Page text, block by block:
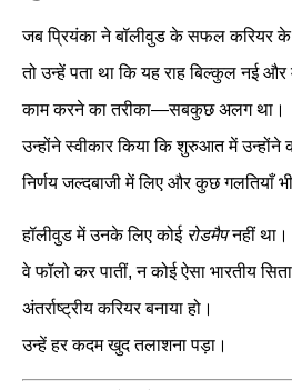
जब प्रियंका ने बॉलीवुड के सफल करियर के
तो उन्हें पता था कि यह राह बिल्कुल नई
काम करने का तरीका—सबकुछ अलग था।
उन्होंने स्वीकार किया कि शुरुआत में
निर्णय जल्दबाजी में लिए और कुछ गलतियाँ
हॉलीवुड में उनके लिए कोई रोडमैपनहीं था।
वे फॉलो कर पातीं, न कोई ऐसा भारतीय
अंतर्राष्ट्रीय करियर बनाया हो।
उन्हें हर कदम खुद तलाशना पड़ा।